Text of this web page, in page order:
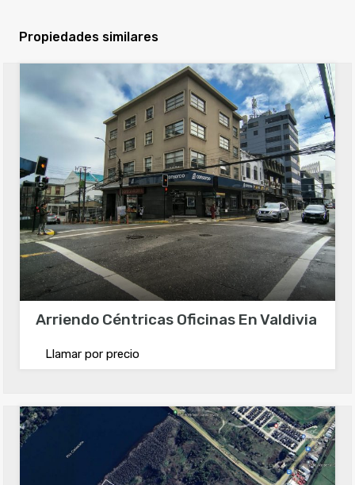
Propiedades similares
Arriendo Céntricas Oficinas En Valdivia
Llamar por precio